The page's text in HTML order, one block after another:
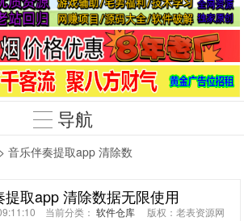
导航
> 音乐伴奏提取app 清除数
提取app 清除数据无限使用
当前分类： 软件仓库 版权：老表资源网